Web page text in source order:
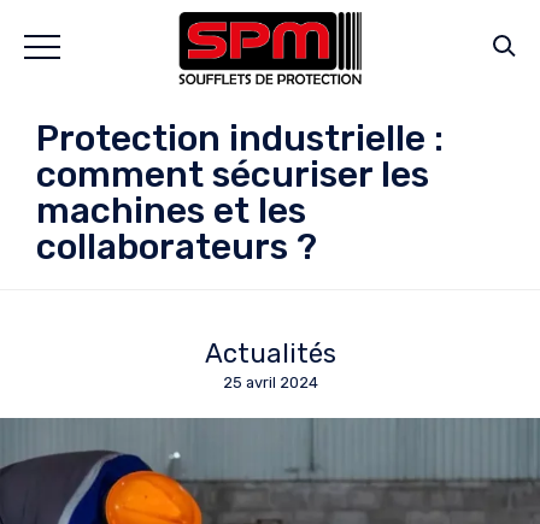
Protection industrielle :
comment sécuriser les
machines et les
collaborateurs ?
Actualités
25 avril 2024